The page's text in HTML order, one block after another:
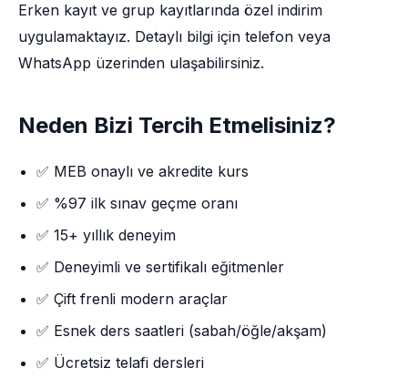
Erken kayıt ve grup kayıtlarında özel indirim
uygulamaktayız. Detaylı bilgi için telefon veya
WhatsApp üzerinden ulaşabilirsiniz.
Neden Bizi Tercih Etmelisiniz?
✅ MEB onaylı ve akredite kurs
✅ %97 ilk sınav geçme oranı
✅ 15+ yıllık deneyim
✅ Deneyimli ve sertifikalı eğitmenler
✅ Çift frenli modern araçlar
✅ Esnek ders saatleri (sabah/öğle/akşam)
✅ Ücretsiz telafi dersleri